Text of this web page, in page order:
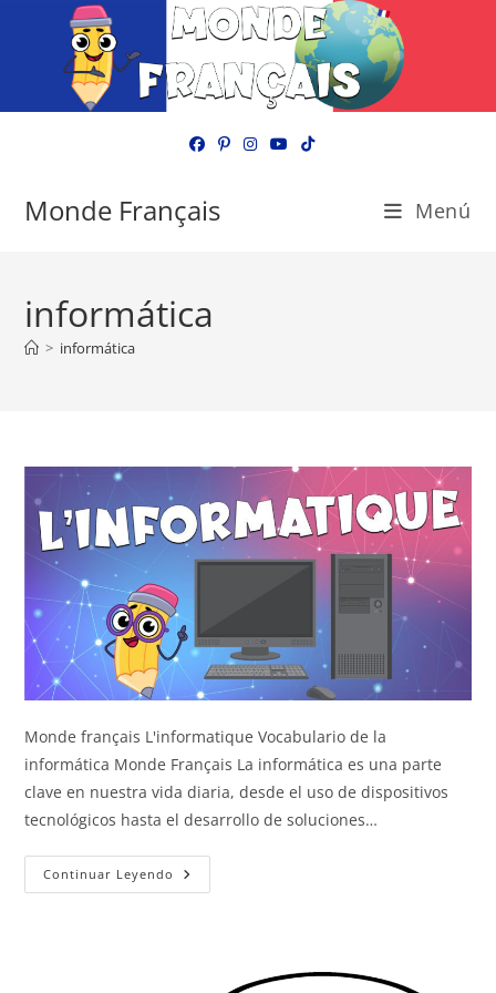
Monde Français Menú
informática
> informática
Monde français L'informatique Vocabulario de la
informática Monde Français La informática es una parte
clave en nuestra vida diaria, desde el uso de dispositivos
tecnológicos hasta el desarrollo de soluciones…
Continuar Leyendo La
Informática